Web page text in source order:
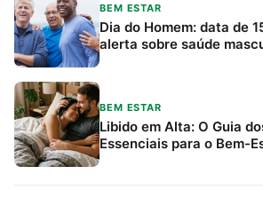
BEM ESTAR
Dia do Homem: data de
alerta sobre saúde
BEM ESTAR
Libido em Alta: O Guia
Essenciais para o Bem-